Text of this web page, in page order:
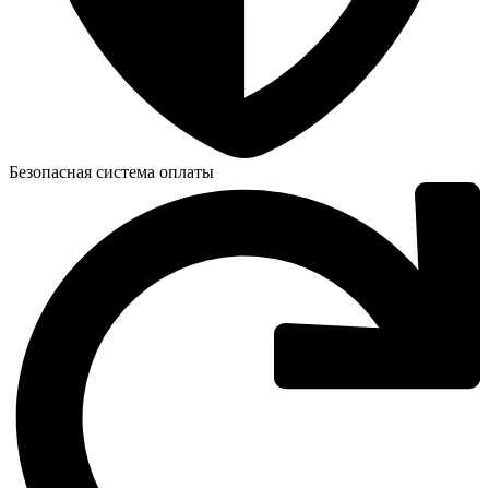
Безопасная система оплаты